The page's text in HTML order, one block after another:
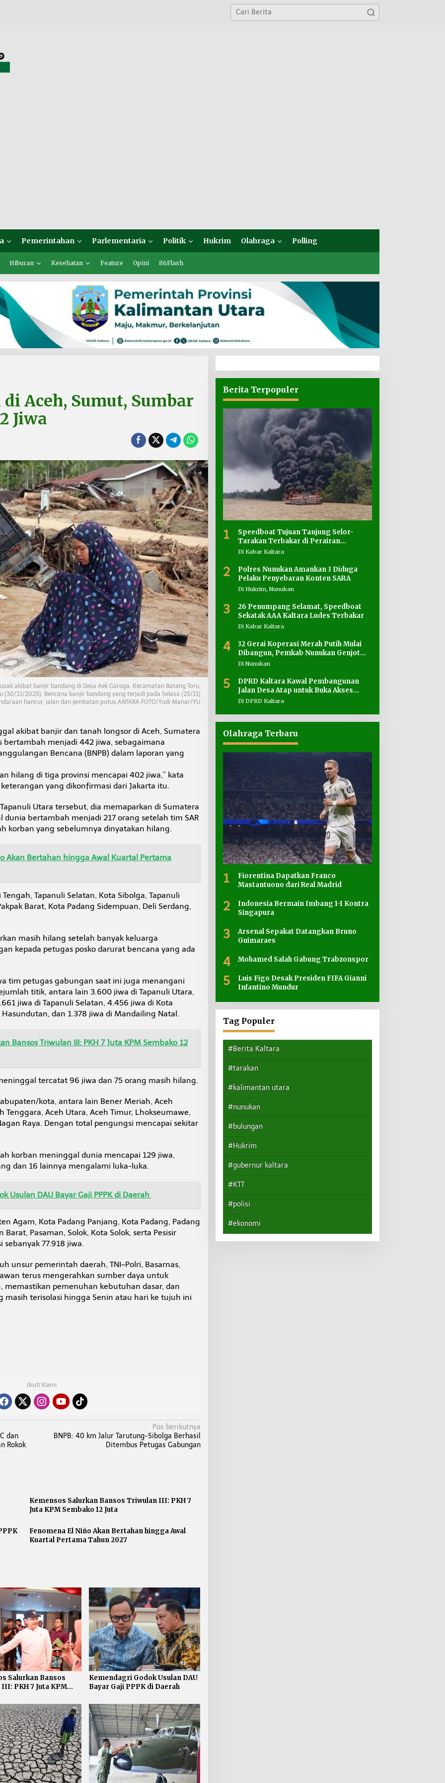
Pemerintahan Parlementaria Politik Hukrim Olahraga Polling
Hiburan Kesehatan Feature Opini 86Flash
Aceh, Sumut, Sumbar
Jiwa
akibat banjir bandang di Desa Aek Garoga, Kecamatan Batang Toru,
11/2025). Bencana banjir bandang yang terjadi pada Selasa (25/11)
hancur, jalan dan jembatan putus.ANTARA FOTO/Yudi Manar/YU
akibat banjir dan tanah longsor di Aceh, Sumatera
bertambah menjadi 442 jiwa, sebagaimana
Bencana (BNPB) dalam laporan yang
hilang di tiga provinsi mencapai 402 jiwa,” kata
yang dikonfirmasi dari Jakarta itu.
Utara tersebut, dia memaparkan di Sumatera
bertambah menjadi 217 orang setelah tim SAR
korban yang sebelumnya dinyatakan hilang.
Akan Bertahan hingga Awal Kuartal Pertama
Tapanuli Selatan, Kota Sibolga, Tapanuli
Barat, Kota Padang Sidempuan, Deli Serdang,
masih hilang setelah banyak keluarga
kepada petugas posko darurat bencana yang ada
tim petugas gabungan saat ini juga menangani
titik, antara lain 3.600 jiwa di Tapanuli Utara,
jiwa di Tapanuli Selatan, 4.456 jiwa di Kota
dan 1.378 jiwa di Mandailing Natal.
Bansos Triwulan III: PKH 7 Juta KPM Sembako 12
tercatat 96 jiwa dan 75 orang masih hilang.
kota, antara lain Bener Meriah, Aceh
Tenggara, Aceh Utara, Aceh Timur, Lhokseumawe,
Raya. Dengan total pengungsi mencapai sekitar
korban meninggal dunia mencapai 129 jiwa,
dan 16 lainnya mengalami luka-luka.
Usulan DAU Bayar Gaji PPPK di Daerah
Agam, Kota Padang Panjang, Kota Padang, Padang
Barat, Pasaman, Solok, Kota Solok, serta Pesisir
77.918 jiwa.
unsur pemerintah daerah, TNI–Polri, Basarnas,
terus mengerahkan sumber daya untuk
memastikan pemenuhan kebutuhan dasar, dan
masih terisolasi hingga Senin atau hari ke tujuh ini
Ikuti Kami
dan
Rokok
Pos berikutnya
BNPB: 40 km Jalur Tarutung-Sibolga Berhasil
Ditembus Petugas Gabungan
Kemensos Salurkan Bansos Triwulan III: PKH 7
Juta KPM Sembako 12 Juta
Fenomena El Niño Akan Bertahan hingga Awal
Kuartal Pertama Tahun 2027
Salurkan Bansos
PKH 7 Juta KPM
Kemendagri Godok Usulan DAU
Bayar Gaji PPPK di Daerah
Berita Terpopuler
1
Speedboat Tujuan Tanjung Selor-
Tarakan Terbakar di Perairan
Salimbatu
Di Kabar Kaltara
2
Polres Nunukan Amankan 3 Diduga
Pelaku Penyebaran Konten SARA
Di Hukrim, Nunukan
3
26 Penumpang Selamat, Speedboat
Sekatak AAA Kaltara Ludes Terbakar
Di Kabar Kaltara
4
32 Gerai Koperasi Merah Putih Mulai
Dibangun, Pemkab Nunukan Genjot
Penyediaan Lahan
Di Nunukan
5
DPRD Kaltara Kawal Pembangunan
Jalan Desa Atap untuk Buka Akses
Wilayah Perbatasan
Di DPRD Kaltara
Olahraga Terbaru
1
Fiorentina Dapatkan Franco
Mastantuono dari Real Madrid
2
Indonesia Bermain Imbang 1-1 Kontra
Singapura
3
Arsenal Sepakat Datangkan Bruno
Guimaraes
4 Mohamed Salah Gabung Trabzonspor
5
Luis Figo Desak Presiden FIFA Gianni
Infantino Mundur
Tag Populer
#Berita Kaltara
#tarakan
#kalimantan utara
#nunukan
#bulungan
#Hukrim
#gubernur kaltara
#KTT
#polisi
#ekonomi